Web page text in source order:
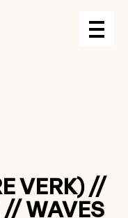
VERK) //
// WAVES